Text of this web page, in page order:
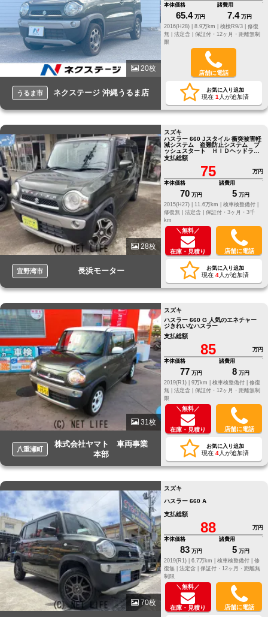
20枚
うるま市 ネクステージ 沖縄うるま店
本体価格
65.4 万円
諸費用
7.4 万円
2016(H28) |
8.9万km | 検検R9/3 | 修復
無 | 法定含 | 保証付・12ヶ月・距離無制
限
店舗に電話
お気に入り追加
現在 1 人が追加済
28枚
宜野湾市 長浜モーター
スズキ
ハスラー 660 Jスタイル 衝突被害軽
減システム 盗難防止システム プ
ッシュスタート ＨＩＤヘッドライ
ト シートヒーター
支払総額
75
万円
本体価格
70 万円
諸費用
5 万円
2015(H27) |
11.6万km |
検車検整備付 |
修復無 | 法定含 | 保証付・3ヶ月・3千
km
＼無料／
在庫・見積り 店舗に電話
お気に入り追加
現在 4人が追加済
31枚
八重瀬町
株式会社ヤマト 車両事業
本部
スズキ
ハスラー 660 G 人気のエネチャー
ジきれいなハスラー
支払総額
85
万円
本体価格
77 万円
諸費用
8 万円
2019(R1) |
9万km | 検車検整備付 | 修復
無 | 法定含 | 保証付・12ヶ月・距離無制
限
＼無料／
在庫・見積り 店舗に電話
お気に入り追加
現在 4人が追加済
70枚
スズキ
ハスラー 660 A
支払総額
88
万円
本体価格
83 万円
諸費用
5 万円
2019(R1) |
6.7万km | 検車検整備付 | 修
復無 | 法定含 | 保証付・12ヶ月・距離無
制限
＼無料／
在庫・見積り 店舗に電話